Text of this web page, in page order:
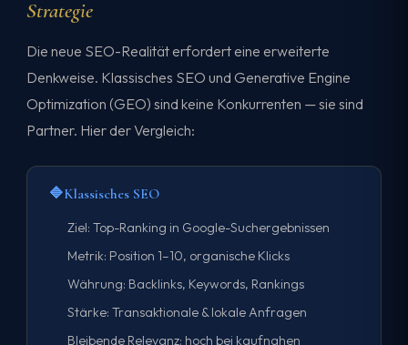
Strategie
Die neue SEO-Realität erfordert eine erweiterte
Denkweise. Klassisches SEO und Generative Engine
Optimization (GEO) sind keine Konkurrenten — sie sind
Partner. Hier der Vergleich:
🔷Klassisches SEO
Ziel: Top-Ranking in Google-Suchergebnissen
Metrik: Position 1–10, organische Klicks
Währung: Backlinks, Keywords, Rankings
Stärke: Transaktionale & lokale Anfragen
Bleibende Relevanz: hoch bei kaufnahen